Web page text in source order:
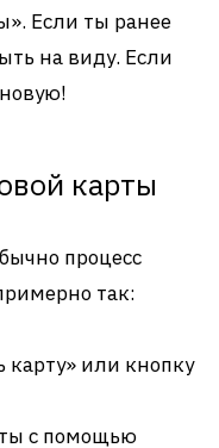
Если ты ранее
на виду. Если
карты
процесс
так:
или кнопку
с помощью